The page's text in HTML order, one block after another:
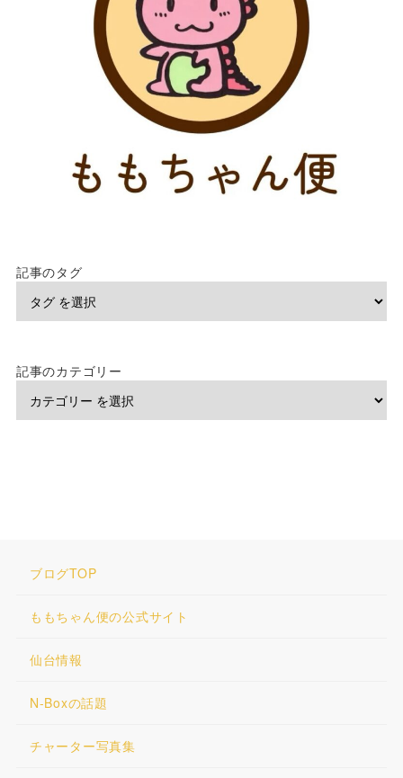
記事のタグ
記事のカテゴリー
ブログTOP
ももちゃん便の公式サイト
仙台情報
N-Boxの話題
チャーター写真集